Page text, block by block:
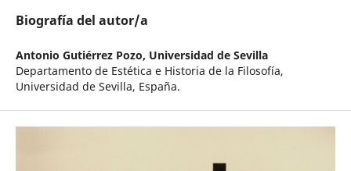
Biografía del autor/a
Antonio Gutiérrez Pozo, Universidad de Sevilla
Departamento de Estética e Historia de la Filosofía,
Universidad de Sevilla, España.